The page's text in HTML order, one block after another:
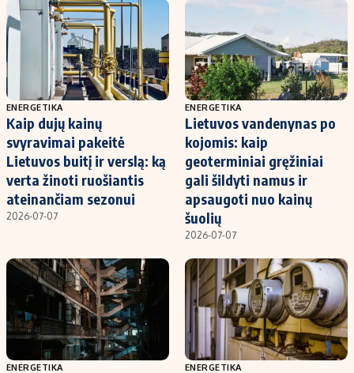
ENERGETIKA
Kaip dujų kainų
svyravimai pakeitė
Lietuvos buitį ir verslą: ką
verta žinoti ruošiantis
ateinančiam sezonui
2026-07-07
ENERGETIKA
Lietuvos vandenynas po
kojomis: kaip
geoterminiai gręžiniai
gali šildyti namus ir
apsaugoti nuo kainų
šuolių
2026-07-07
ENERGETIKA ENERGETIKA